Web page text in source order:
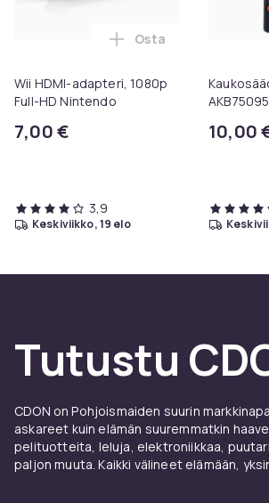
Wii HDMI-adapteri, 1080p
Full-HD Nintendo
7,00 €
Lisää Wii HDMI-
Osta
3,9
keskiviikko, 19 elo
10,00
Tutustu
CDON on Pohjoismaiden suurin
askareet kuin elämän suuremmatkin
pelituotteita, leluja, elektroniikkaa,
paljon muuta. Kaikki välineet elämään,